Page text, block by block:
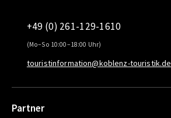
+49 (0) 261-129-1610
(Mo–So 10:00–18:00 Uhr)
touristinformation@koblenz-touristik.de
Partner